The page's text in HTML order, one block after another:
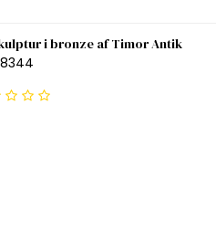
i bronze af Timor Antik